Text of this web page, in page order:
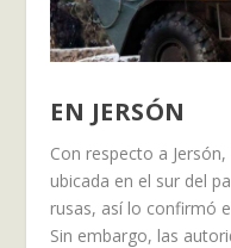
EN JERSÓN
Con respecto a
ubicada en el sur del
rusas, así lo confirmó
Sin embargo, las